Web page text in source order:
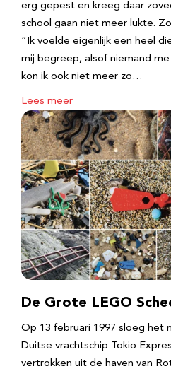
erg gepest en kreeg daar
school gaan niet meer lukte.
“Ik voelde eigenlijk een heel
mij begreep, alsof niemand
kon ik ook niet meer zo…
Lees meer
De Grote LEGO
Op 13 februari 1997 sloeg het
Duitse vrachtschip Tokio
vertrokken uit de haven van